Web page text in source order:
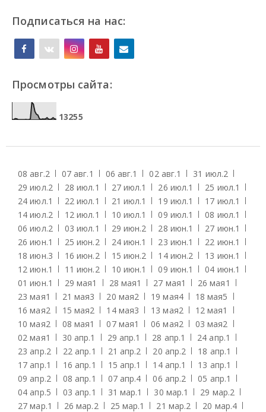
Подписаться на нас:
Просмотры сайта:
13255
08 авг.2 07 авг.1 06 авг.1 02 авг.1 31 июл.2
29 июл.2 28 июл.1 27 июл.1 26 июл.1 25 июл.1
24 июл.1 22 июл.1 21 июл.1 19 июл.1 17 июл.1
14 июл.2 12 июл.1 10 июл.1 09 июл.1 08 июл.1
06 июл.2 03 июл.1 29 июн.2 28 июн.1 27 июн.1
26 июн.1 25 июн.2 24 июн.1 23 июн.1 22 июн.1
18 июн.3 16 июн.2 15 июн.2 14 июн.2 13 июн.1
12 июн.1 11 июн.2 10 июн.1 09 июн.1 04 июн.1
01 июн.1 29 мая1 28 мая1 27 мая1 26 мая1
23 мая1 21 мая3 20 мая2 19 мая4 18 мая5
16 мая2 15 мая2 14 мая3 13 мая2 12 мая1
10 мая2 08 мая1 07 мая1 06 мая2 03 мая2
02 мая1 30 апр.1 29 апр.1 28 апр.1 24 апр.1
23 апр.2 22 апр.1 21 апр.2 20 апр.2 18 апр.1
17 апр.1 16 апр.1 15 апр.1 14 апр.1 13 апр.1
09 апр.2 08 апр.1 07 апр.4 06 апр.2 05 апр.1
04 апр.5 03 апр.1 31 мар.1 30 мар.1 29 мар.2
27 мар.1 26 мар.2 25 мар.1 21 мар.2 20 мар.4